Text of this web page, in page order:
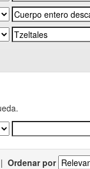
| Ordenar por